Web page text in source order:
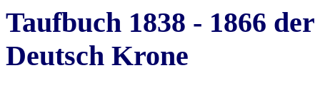
Taufbuch 1838 - 1866
Deutsch Krone